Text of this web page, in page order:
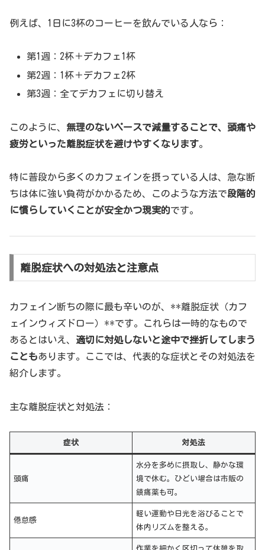
例えば、1日に3杯のコーヒーを飲んでいる人なら：
第1週：2杯＋デカフェ1杯
第2週：1杯＋デカフェ2杯
第3週：全てデカフェに切り替え
このように、 無理のないペースで減量することで、頭痛や
疲労といった離脱症状を避けやすくなります。
特に普段から多くのカフェインを摂っている人は、急な断
ちは体に強い負荷がかかるため、このような方法で段階的
に慣らしていくことが安全かつ現実的です。
離脱症状への対処法と注意点
カフェイン断ちの際に最も辛いのが、**離脱症状（カフ
ェインウィズドロー）**です。これらは一時的なもので
あるとはいえ、 適切に対処しないと途中で挫折してしまう
こともあります。ここでは、代表的な症状とその対処法を
紹介します。
主な離脱症状と対処法：
症状 対処法
頭痛
水分を多めに摂取し、静かな環
境で休む。ひどい場合は市販の
鎮痛薬も可。
倦怠感
軽い運動や日光を浴びることで
体内リズムを整える。